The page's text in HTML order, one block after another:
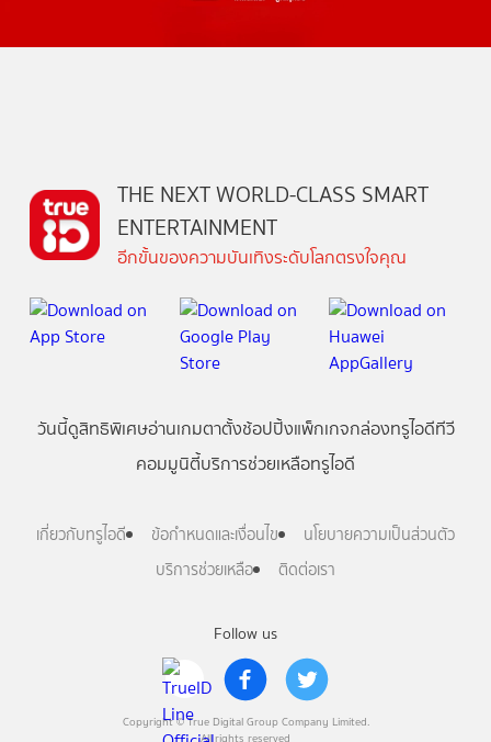
Follow us
Copyright © True Digital Group Company Limited.
All rights reserved
THE NEXT WORLD-CLASS SMART
ENTERTAINMENT
อีกขั้นของความบันเทิงระดับโลกตรงใจคุณ
วันนี้ดูสิทธิพิเศษอ่านเกมตาตั้งช้อปปิ้งแพ็กเกจกล่องทรูไอดีทีวี
คอมมูนิตี้บริการช่วยเหลือทรูไอดี
เกี่ยวกับทรูไอดี ข้อกำหนดและเงื่อนไข
นโยบายความเป็นส่วนตัว
บริการช่วยเหลือ
ติดต่อเรา